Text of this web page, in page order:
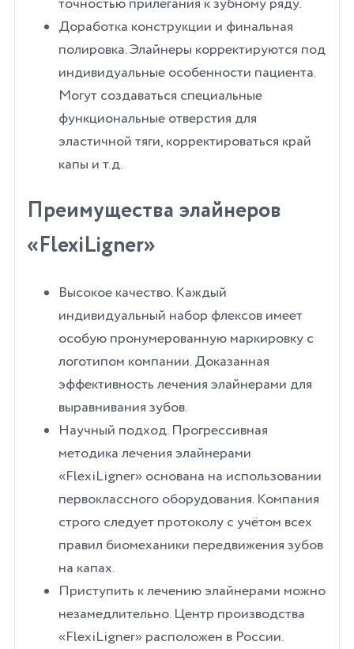
Доработка конструкции и финальная
полировка. Элайнеры корректируются под
индивидуальные особенности пациента.
Могут создаваться специальные
функциональные отверстия для
эластичной тяги, корректироваться край
капы и т.д.
Преимущества элайнеров
«FlexiLigner»
Высокое качество. Каждый
индивидуальный набор флексов имеет
особую пронумерованную маркировку с
логотипом компании. Доказанная
эффективность лечения элайнерами для
выравнивания зубов.
Научный подход. Прогрессивная
методика лечения элайнерами
«FlexiLigner» основана на использовании
первоклассного оборудования. Компания
строго следует протоколу с учётом всех
правил биомеханики передвижения зубов
на капах.
Приступить к лечению элайнерами можно
незамедлительно. Центр производства
«FlexiLigner» расположен в России.